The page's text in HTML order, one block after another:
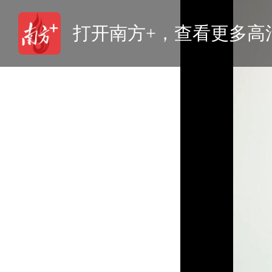
打开南方+，查看更多高